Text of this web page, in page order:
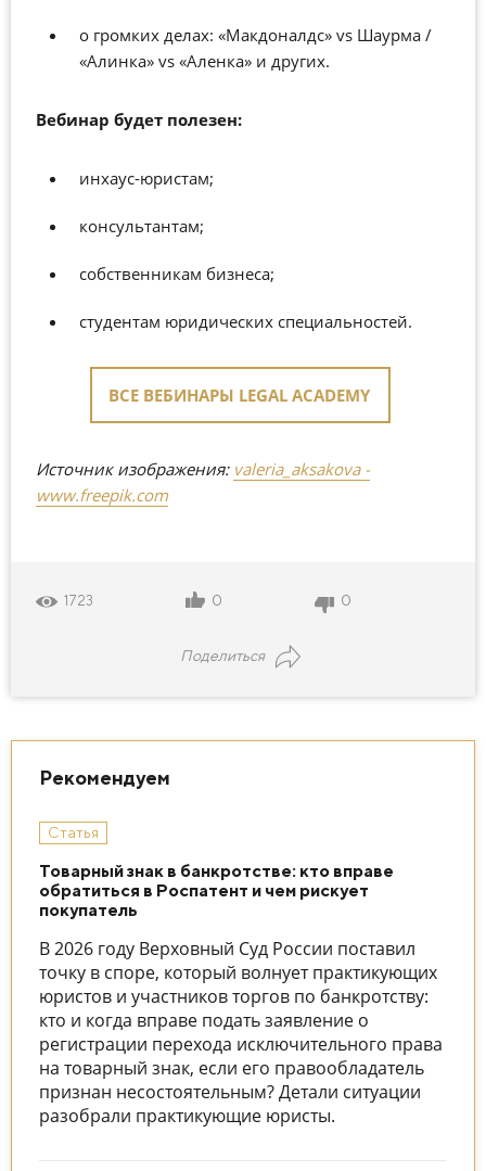
о громких делах: «Макдоналдс» vs Шаурма /
«Алинка» vs «Аленка» и других.
Вебинар будет полезен:
инхаус-юристам;
консультантам;
собственникам бизнеса;
студентам юридических специальностей.
ВСЕ ВЕБИНАРЫ LEGAL ACADEMY
Источник изображения: valeria_aksakova -
www.freepik.com
1723 0 0
Поделиться
Рекомендуем
Статья
Товарный знак в банкротстве: кто вправе
обратиться в Роспатент и чем рискует
покупатель
В 2026 году Верховный Суд России поставил
точку в споре, который волнует практикующих
юристов и участников торгов по банкротству:
кто и когда вправе подать заявление о
регистрации перехода исключительного права
на товарный знак, если его правообладатель
признан несостоятельным? Детали ситуации
разобрали практикующие юристы.